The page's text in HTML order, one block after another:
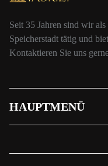
Seit 35 Jahren sind wir
Speicherstadt tätig und
Kontaktieren Sie uns
HAUPTMENÜ